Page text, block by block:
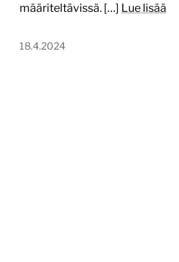
määriteltävissä. […] Lue lisää
18.4.2024